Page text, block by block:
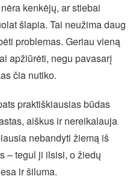
kenkėjų, ar stiebai
šlapia. Tai neužima daug
problemas. Geriau vieną
apžiūrėti, negu pavasarį
čia nutiko.
praktiškiausias būdas
aiškus ir nereikalauja
nebandyti žiemą iš
– tegul ji ilsisi, o žiedų
ir šiluma.